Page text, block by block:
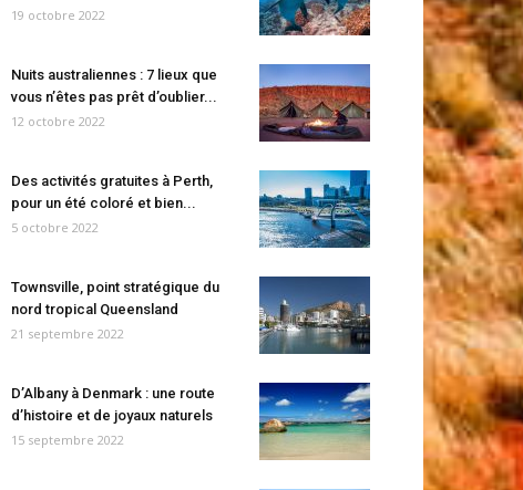
19 octobre 2022
Nuits australiennes : 7 lieux que
vous n’êtes pas prêt d’oublier...
12 octobre 2022
Des activités gratuites à Perth,
pour un été coloré et bien...
5 octobre 2022
Townsville, point stratégique du
nord tropical Queensland
21 septembre 2022
D’Albany à Denmark : une route
d’histoire et de joyaux naturels
15 septembre 2022